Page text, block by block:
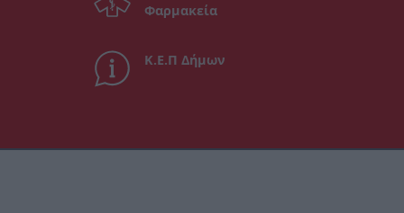
Φαρμακεία
Κ.Ε.Π Δήμων